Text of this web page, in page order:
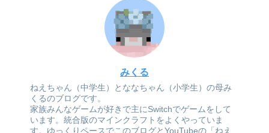
みくる
ねえちゃん（中学生）とななちゃん（小学生）の母み
くるのブログです。
家族みんなゲームが好きで主にSwitchでゲームをして
います。統合版のマインクラフトをよくやっていま
す。ゆっくりペースでこのブログとYouTubeの「ねえ